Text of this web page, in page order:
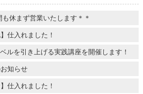
休まず営業いたします＊＊
仕入れました！
ルを引き上げる実践講座を開催します！
知らせ
仕入れました！